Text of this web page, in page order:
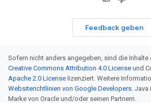
Feedback geben
Sofern nicht anders angegeben, sind die Inhalte
Creative Commons Attribution 4.0 License und
Apache 2.0 License lizenziert. Weitere
Websiterichtlinien von Google Developers .
Marke von Oracle und/oder seinen Partnern.